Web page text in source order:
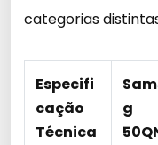
categorias
Especifi
cação
Técnica
g